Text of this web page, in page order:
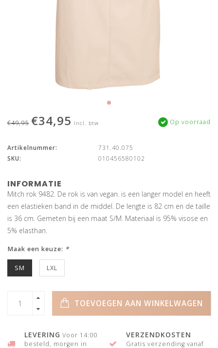
€49,95 €34,95 Incl. btw Op voorraad
Artikelnummer:
731.40.075
SKU:
010456580102
INFORMATIE
Mitch rok 9482. De rok is van vegan. is een langer model en heeft
een elastieken band in de middel. De lengte is 82 cm en de taille
is 36 cm. Gemeten bij een maat S/M. Materiaal is 95% visose en
5% elasthan.
Maak een keuze: *
SM LXL
TOEVOEGEN AAN WINKELWAGEN
LEVERING Voor 14:00
besteld, morgen in
VERZENDKOSTEN
Gratis verzending vanaf